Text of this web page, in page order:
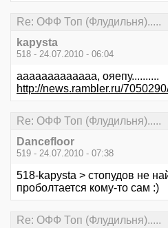
Re: ОФФ Топ (Флудильня).....
kapysta
518 - 24.07.2010 - 06:04
ааааааааааааа, ояепу..........
http://news.rambler.ru/
Re: ОФФ Топ (Флудильня).....
Dancefloor
519 - 24.07.2010 - 07:38
518-kapysta > стопудов не
проболтается кому-то сам :)
Re: ОФФ Топ (Флудильня).....